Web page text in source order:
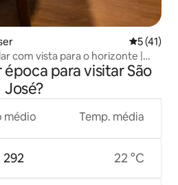
5 de uma
5 (41)
com vista para o horizonte |
para visitar São
José?
médio
292
Temp. média
22 °C